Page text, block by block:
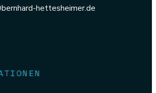
hettesheimer.de